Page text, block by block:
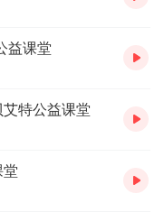
证奶源新鲜、安全、营
诺凯集团出品，集团拥
，经过荷兰ISO、BRC、
海关出入境三重检验，
过检验方可进入市场销
益课堂
特公益课堂
堂